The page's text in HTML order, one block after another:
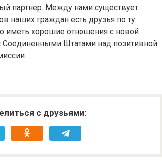
партнер. Между нами существует
наших граждан есть друзья по ту
иметь хорошие отношения с новой
Штатами над позитивной
с друзьями: